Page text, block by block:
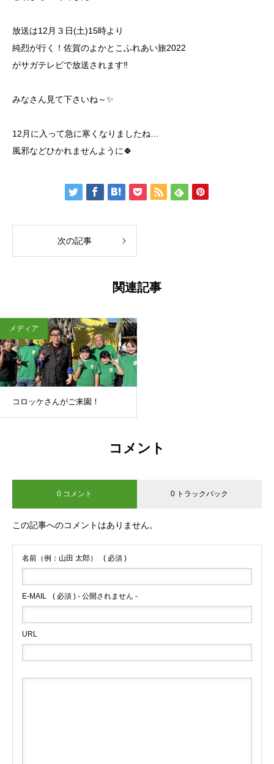
放送は12月３日(土)15時より
純烈が行く！佐賀のよかとこふれあい旅2022
がサガテレビで放送されます‼️
みなさん見て下さいね～✨
12月に入って急に寒くなりましたね…
風邪などひかれませんように🍀
次の記事
関連記事
メディア
コロッケさんがご来園！
コメント
0 コメント 0 トラックバック
この記事へのコメントはありません。
名前（例：山田 太郎） ( 必須 )
E-MAIL ( 必須 ) - 公開されません -
URL